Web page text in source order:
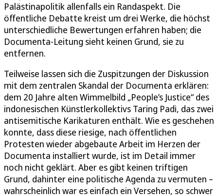
Palästinapolitik allenfalls ein Randaspekt. Die
öffentliche Debatte kreist um drei Werke, die höchst
unterschiedliche Bewertungen erfahren haben; die
Documenta-Leitung sieht keinen Grund, sie zu
entfernen.
Teilweise lassen sich die Zuspitzungen der Diskussion
mit dem zentralen Skandal der Documenta erklären:
dem 20 Jahre alten Wimmelbild „People’s Justice“ des
indonesischen Künstlerkollektivs Taring Padi, das zwei
antisemitische Karikaturen enthält. Wie es geschehen
konnte, dass diese riesige, nach öffentlichen
Protesten wieder abgebaute Arbeit im Herzen der
Documenta installiert wurde, ist im Detail immer
noch nicht geklärt. Aber es gibt keinen triftigen
Grund, dahinter eine politische Agenda zu vermuten –
wahrscheinlich war es einfach ein Versehen, so schwer